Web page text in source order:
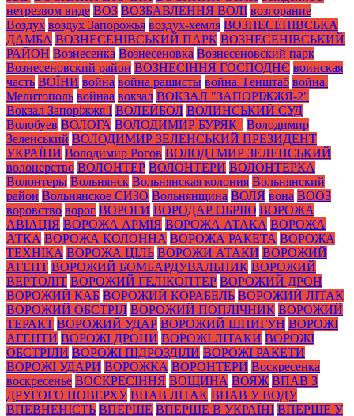
нетрезвом виде ВОЗ ВОЗБАВЛЕННЯ ВОЛІ возгорание
Воздух воздух Запорожья воздух-хемля ВОЗНЕСЕНІВСЬКА
ДАМБА ВОЗНЕСЕНІВСЬКИЙ ПАРК ВОЗНЕСЕНІВСЬКИЙ
РАЙОН Вознесенка Вознесеновка Вознесеновский парк
Вознесеновский район ВОЗНЕСІННЯ ГОСПОДНЄ воинская
часть ВОЇНИ война война рашисты война. Генштаб война.
Мелитополь войнаа вокзал ВОКЗАЛ "ЗАПОРІЖЖЯ-2"
Вокзал Запоріжжя І ВОЛЕЙБОЛ ВОЛИНСЬКИЙ СУД
Волобуев ВОЛОГА ВОЛОДИМИР БУРЯК_
Володимир
Зеленський ВОЛОДИМИР ЗЕЛЕНСЬКИЙ ПРЕЗИДЕНТ
УКРАЇНИ Володимир Рогов ВОЛОДТМИР ЗЕЛЕНСЬКИЙ
волонерство ВОЛОНТЕР ВОЛОНТЕРИ ВОЛОНТЕРКА
Волонтеры Вольнянск Вольнянская колония Вольнянский
район Вольнянское СИЗО Вольнянщина ВОЛЯ вона ВООЗ
воровство ворог ВОРОГИ ВОРОДАР ОБРІЮ ВОРОЖА
АВІАЦІЯ ВОРОЖА АРМІЯ ВОРОЖА АТАКА ВОРОЖА
АТКА ВОРОЖА КОЛОННА ВОРОЖА РАКЕТА ВОРОЖА
ТЕХНІКА ВОРОЖА ЦІЛЬ ВОРОЖИ АТАКИ ВОРОЖИЙ
АГЕНТ ВОРОЖИЙ БОМБАРДУВАЛЬНИК ВОРОЖИЙ
ВЕРТОЛІТ ВОРОЖИЙ ГЕЛІКОПТЕР ВОРОЖИЙ ДРОН
ВОРОЖИЙ КАБ ВОРОЖИЙ КОРАБЕЛЬ ВОРОЖИЙ ЛІТАК
ВОРОЖИЙ ОБСТРІЛ ВОРОЖИЙ ПОПЛІЧНИК ВОРОЖИЙ
ТЕРАКТ ВОРОЖИЙ УДАР ВОРОЖИЙ ШПИГУН ВОРОЖІ
АГЕНТИ ВОРОЖІ ДРОНИ ВОРОЖІ ЛІТАКИ ВОРОЖІ
ОБСТРІЛИ ВОРОЖІ ПІДРОЗДІЛИ ВОРОЖІ РАКЕТИ
ВОРОЖІ УДАРИ ВОРОЖКА ВОРОНТЕРИ Воскресенка
воскресенье ВОСКРЕСІННЯ ВОЩИНА ВОЯЖ ВПАВ З
ДРУГОГО ПОВЕРХУ ВПАВ ЛІТАК ВПАВ У ВОДУ
ВПЕВНЕНІСТЬ ВПЕРШЕ ВПЕРШЕ В УКРАЇНІ ВПЕРШЕ У